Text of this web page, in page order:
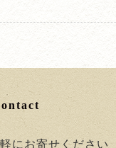
にお寄せください